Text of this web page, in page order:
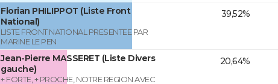
Florian PHILIPPOT (Liste Front
National)
LISTE FRONT NATIONAL PRESENTEE PAR
MARINE LE PEN
39,52%
Jean-Pierre MASSERET (Liste Divers
gauche)
+ FORTE, + PROCHE, NOTRE REGION AVEC
20,64%